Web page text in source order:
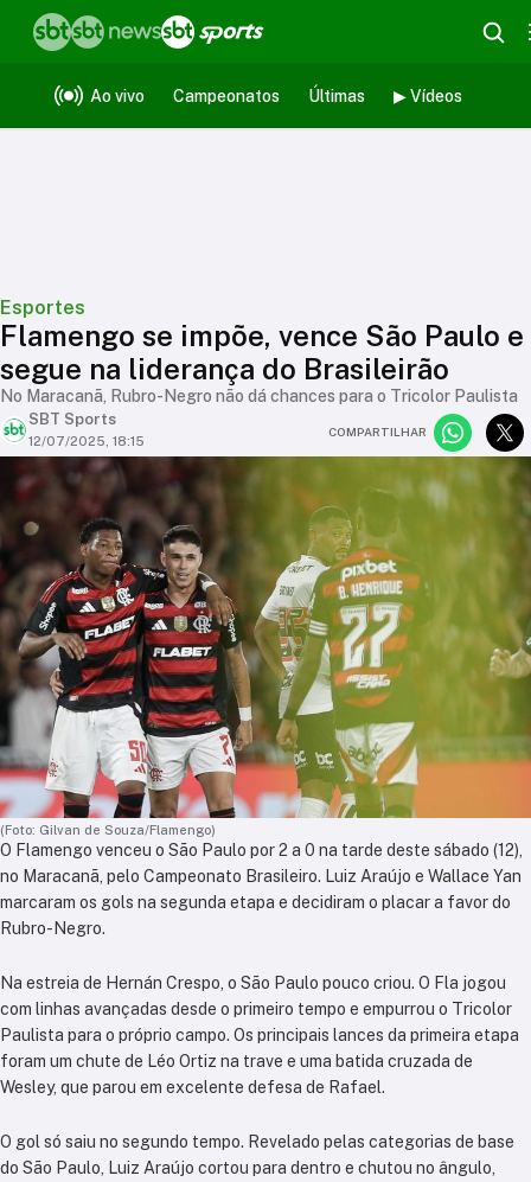
Ao vivo Campeonatos Últimas ▶ Vídeos
Esportes
Flamengo se impõe, vence São Paulo e
segue na liderança do Brasileirão
No Maracanã, Rubro-Negro não dá chances para o Tricolor Paulista
SBT Sports
12/07/2025, 18:15
COMPARTILHAR
(Foto: Gilvan de Souza/Flamengo)
O Flamengo venceu o São Paulo por 2 a 0 na tarde deste sábado (12),
no Maracanã, pelo Campeonato Brasileiro. Luiz Araújo e Wallace Yan
marcaram os gols na segunda etapa e decidiram o placar a favor do
Rubro-Negro.
Na estreia de Hernán Crespo, o São Paulo pouco criou. O Fla jogou
com linhas avançadas desde o primeiro tempo e empurrou o Tricolor
Paulista para o próprio campo. Os principais lances da primeira etapa
foram um chute de Léo Ortiz na trave e uma batida cruzada de
Wesley, que parou em excelente defesa de Rafael.
O gol só saiu no segundo tempo. Revelado pelas categorias de base
do São Paulo, Luiz Araújo cortou para dentro e chutou no ângulo,